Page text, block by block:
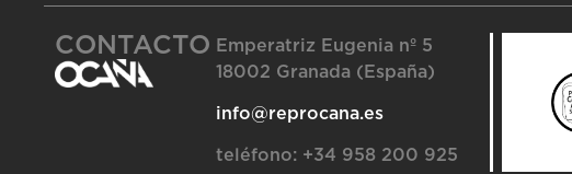
CONTACTO Emperatriz Eugenia nº 5
18002 Granada (España)
info@reprocana.es
teléfono: +34 958 200 925